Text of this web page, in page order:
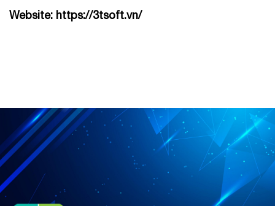
Website: https://3tsoft.vn/